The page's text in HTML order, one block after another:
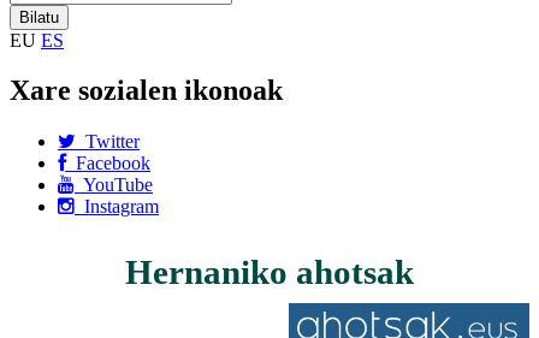
EU ES
Xare sozialen ikonoak
Twitter
Facebook
YouTube
Instagram
Hernaniko ahotsak